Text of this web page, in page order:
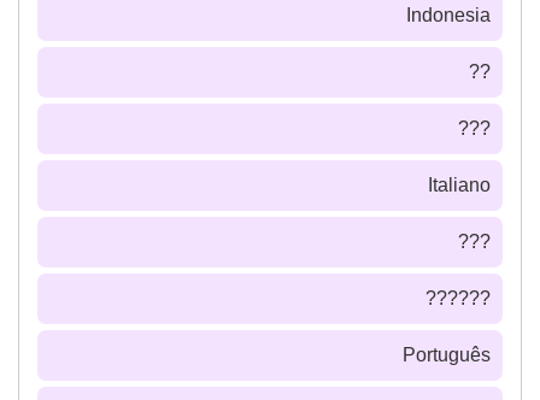
Indonesia
??
???
Italiano
???
??????
Português